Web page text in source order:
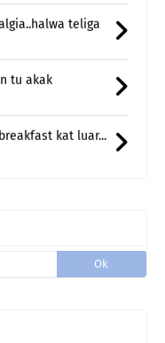
tu akak
kat luar...
huhu